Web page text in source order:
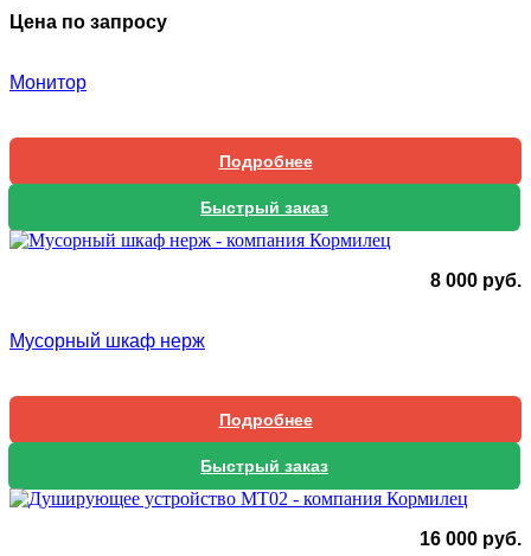
Цена по запросу
Монитор
Подробнее
Быстрый заказ
8 000 руб.
Мусорный шкаф нерж
Подробнее
Быстрый заказ
16 000 руб.